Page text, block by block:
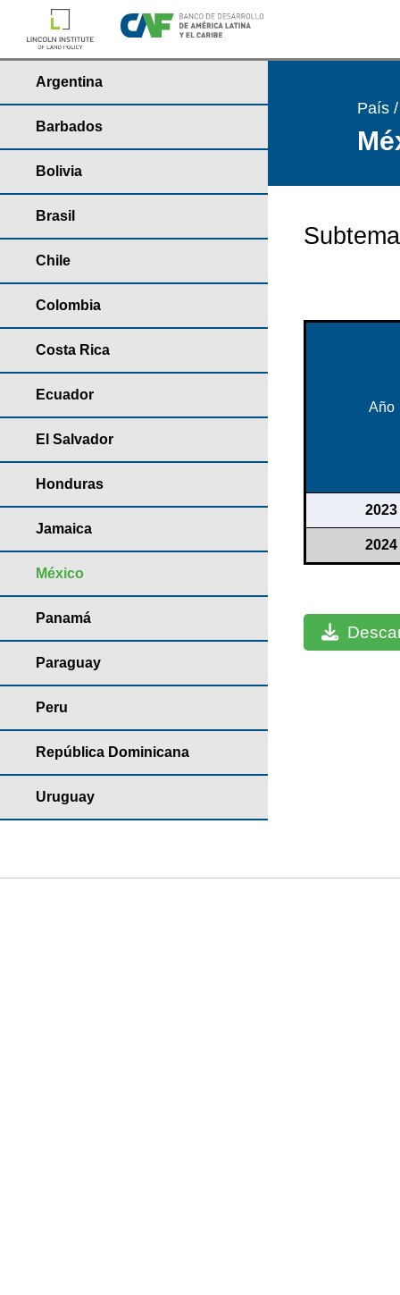
Argentina
Barbados
Bolivia
Brasil
Chile
Colombia
Costa Rica
Ecuador
El Salvador
Honduras
Jamaica
México
Panamá
Paraguay
Peru
República Dominicana
Uruguay
País
Año
2023
2024